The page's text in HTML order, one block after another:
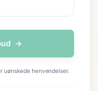
→
uønskede henvendelser.